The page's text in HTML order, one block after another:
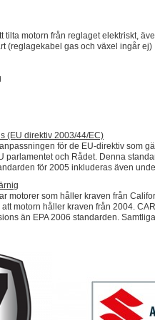
tilta motorn från reglaget elektriskt,
(reglagekabel gas och växel ingår ej)
(EU direktiv 2003/44/EC)
för de EU-direktiv som
parlamentet och Rådet. Denna
för 2005 inkluderas även
motorer som håller kraven från
motorn håller kraven från 2004.
än EPA 2006 standarden.